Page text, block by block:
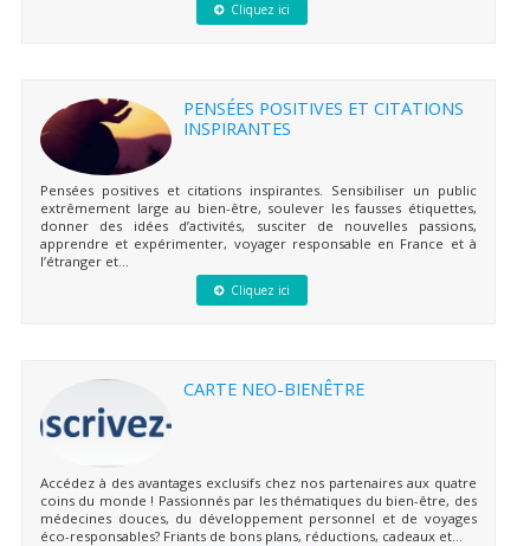
Cliquez ici
PENSÉES POSITIVES ET CITATIONS
INSPIRANTES
Pensées positives et citations inspirantes. Sensibiliser un public
extrêmement large au bien-être, soulever les fausses étiquettes,
donner des idées d’activités, susciter de nouvelles passions,
apprendre et expérimenter, voyager responsable en France et à
l’étranger et...
Cliquez ici
CARTE NEO-BIENÊTRE
Accédez à des avantages exclusifs chez nos partenaires aux quatre
coins du monde ! Passionnés par les thématiques du bien-être, des
médecines douces, du développement personnel et de voyages
éco-responsables? Friants de bons plans, réductions, cadeaux et...